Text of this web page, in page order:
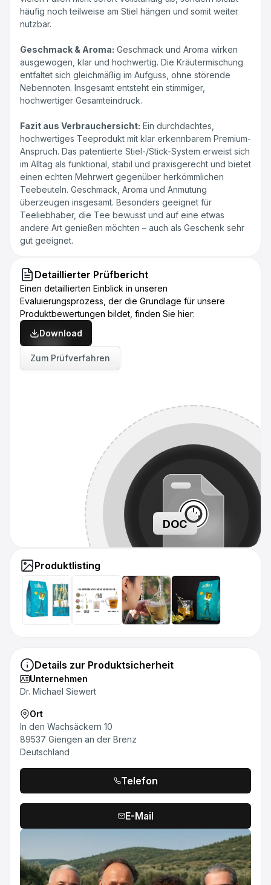
häufig noch teilweise am Stiel hängen und somit weiter
nutzbar.
Geschmack & Aroma: Geschmack und Aroma wirken
ausgewogen, klar und hochwertig. Die Kräutermischung
entfaltet sich gleichmäßig im Aufguss, ohne störende
Nebennoten. Insgesamt entsteht ein stimmiger,
hochwertiger Gesamteindruck.
Fazit aus Verbrauchersicht: Ein durchdachtes,
hochwertiges Teeprodukt mit klar erkennbarem Premium-
Anspruch. Das patentierte Stiel-/Stick-System erweist sich
im Alltag als funktional, stabil und praxisgerecht und bietet
einen echten Mehrwert gegenüber herkömmlichen
Teebeuteln. Geschmack, Aroma und Anmutung
überzeugen insgesamt. Besonders geeignet für
Teeliebhaber, die Tee bewusst und auf eine etwas
andere Art genießen möchten – auch als Geschenk sehr
gut geeignet.
DOC
Detaillierter Prüfbericht
Einen detaillierten Einblick in unseren
Evaluierungsprozess, der die Grundlage für unsere
Produktbewertungen bildet, finden Sie hier:
Download
Zum Prüfverfahren
Produktlisting
Details zur Produktsicherheit
Unternehmen
Dr. Michael Siewert
Ort
In den Wachsäckern 10
89537 Giengen an der Brenz
Deutschland
Telefon
E-Mail